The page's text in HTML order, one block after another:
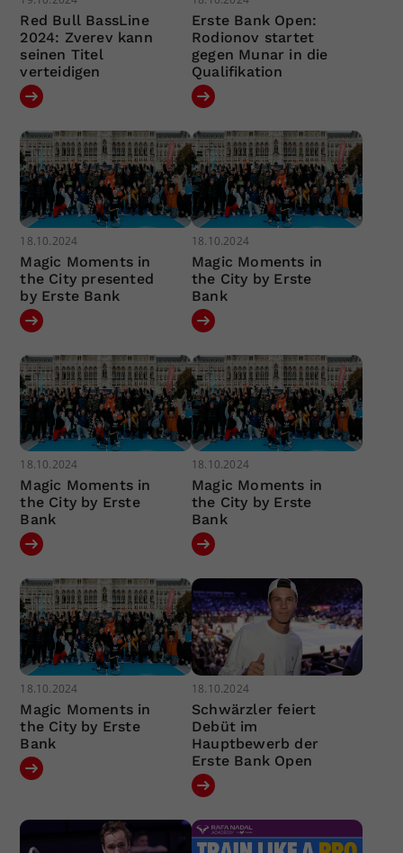
Red Bull BassLine
2024: Zverev kann
seinen Titel
verteidigen
Erste Bank Open:
Rodionov startet
gegen Munar in die
Qualifikation
18.10.2024
Magic Moments in
the City presented
by Erste Bank
18.10.2024
Magic Moments in
the City by Erste
Bank
18.10.2024
Magic Moments in
the City by Erste
Bank
18.10.2024
Magic Moments in
the City by Erste
Bank
18.10.2024
Magic Moments in
the City by Erste
Bank
18.10.2024
Schwärzler feiert
Debüt im
Hauptbewerb der
Erste Bank Open